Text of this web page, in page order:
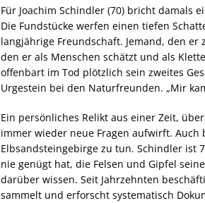
Für Joachim Schindler (70) bricht damals
Die Fundstücke werfen einen tiefen
langjährige Freundschaft. Jemand, den er
den er als Menschen schätzt und als
offenbart im Tod plötzlich sein zweites
Urgestein bei den Naturfreunden. „Mir
Ein persönliches Relikt aus einer Zeit,
immer wieder neue Fragen aufwirft. Auch
Elbsandsteingebirge zu tun. Schindler ist
nie genügt hat, die Felsen und Gipfel
darüber wissen. Seit Jahrzehnten
sammelt und erforscht systematisch